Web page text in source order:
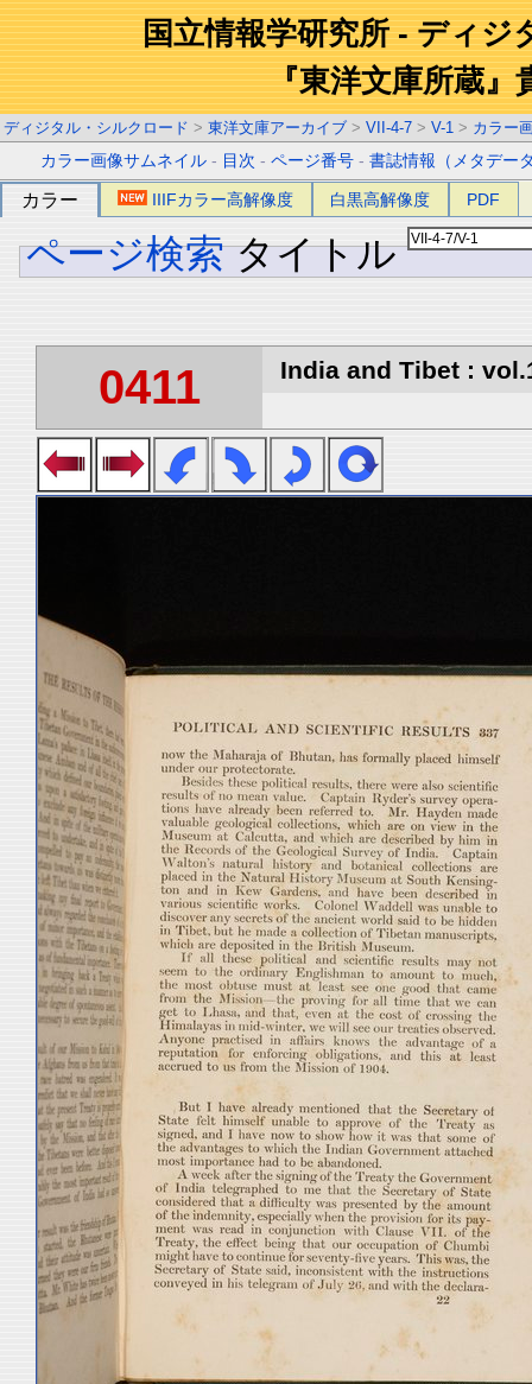
国立情報学研究所 - ディジ
『東洋文庫所蔵』
ディジタル・シルクロード > 東洋文庫アーカイブ > VII-4-7 > V-1 > カラー
カラー画像サムネイル - 目次 -ページ番号 -書誌情報（メタデー
カラー IIIFカラー高解像度 白黒高解像度 PDF
ページ検索 タイトル
0411 India and Tibet :